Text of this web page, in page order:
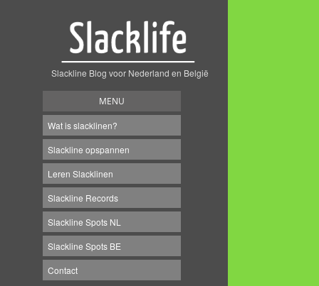
Slackline Blog voor Nederland en België
MENU
Wat is slacklinen?
Slackline opspannen
Leren Slacklinen
Slackline Records
Slackline Spots NL
Slackline Spots BE
Contact